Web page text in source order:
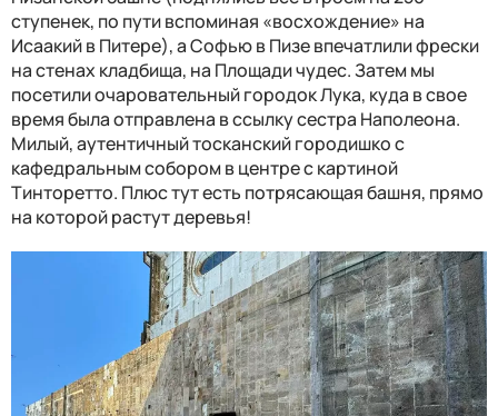
ступенек, по пути вспоминая «восхождение» на
Исаакий в Питере), а Софью в Пизе впечатлили фрески
на стенах кладбища, на Площади чудес. Затем мы
посетили очаровательный городок Лука, куда в свое
время была отправлена в ссылку сестра Наполеона.
Милый, аутентичный тосканский городишко с
кафедральным собором в центре с картиной
Тинторетто. Плюс тут есть потрясающая башня, прямо
на которой растут деревья!